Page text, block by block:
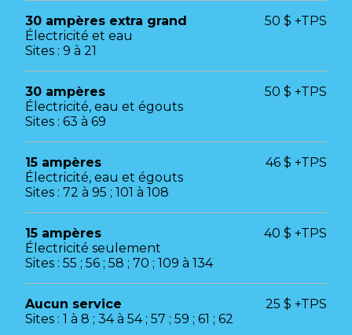
30 ampères extra grand
Électricité et eau
Sites : 9 à 21
50 $ +TPS
30 ampères
Électricité, eau et égouts
Sites : 63 à 69
50 $ +TPS
15 ampères
Électricité, eau et égouts
Sites : 72 à 95 ; 101 à 108
46 $ +TPS
15 ampères
Électricité seulement
Sites : 55 ; 56 ; 58 ; 70 ; 109 à 134
40 $ +TPS
Aucun service
Sites : 1 à 8 ; 34 à 54 ; 57 ; 59 ; 61 ; 62
25 $ +TPS